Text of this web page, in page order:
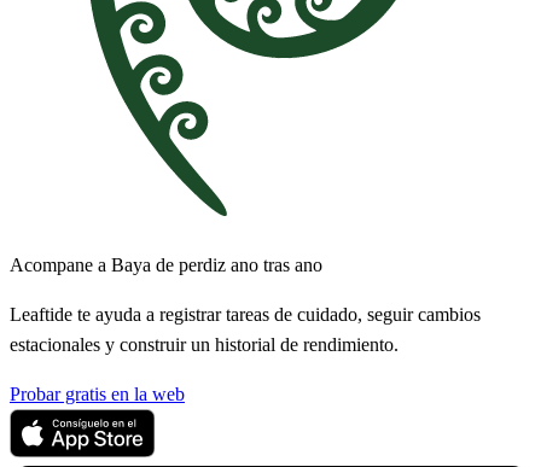
Acompane a Baya de perdiz ano tras ano
Leaftide te ayuda a registrar tareas de cuidado, seguir cambios
estacionales y construir un historial de rendimiento.
Probar gratis en la web